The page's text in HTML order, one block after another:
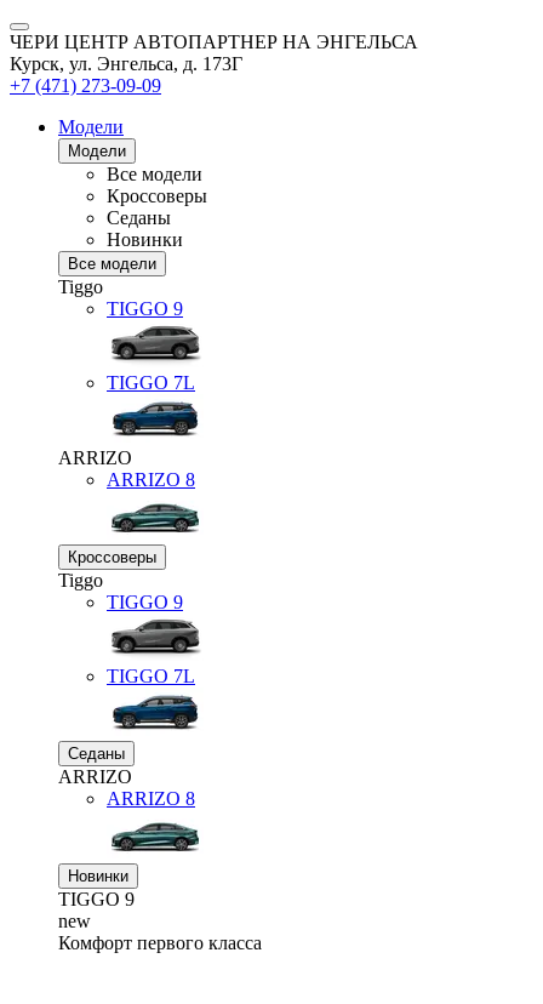
ЧЕРИ ЦЕНТР АВТОПАРТНЕР НА ЭНГЕЛЬСА
Курск, ул. Энгельса, д. 173Г
+7 (471) 273-09-09
Модели
Модели
Все модели
Кроссоверы
Седаны
Новинки
Все модели
Tiggo
TIGGO 9
TIGGO 7L
ARRIZO
ARRIZO 8
Кроссоверы
Tiggo
TIGGO 9
TIGGO 7L
Седаны
ARRIZO
ARRIZO 8
Новинки
TIGGO 9
new
Комфорт первого класса